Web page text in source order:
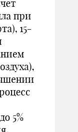
при
15-
5%